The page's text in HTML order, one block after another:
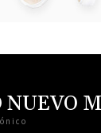
NUEVO